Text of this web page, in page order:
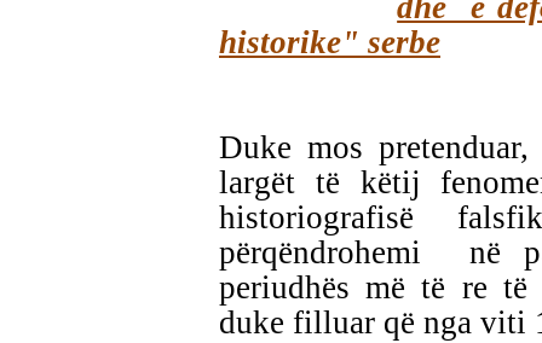
dhe e
historike" serbe
Duke mos
largët të këtij
historiografisë
përqëndrohemi në
periudhës më të re të
duke filluar që nga viti